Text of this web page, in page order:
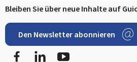
Bleiben Sie über neue Inhalte auf
Den Newsletter abonnieren
FacebookLinkedIn